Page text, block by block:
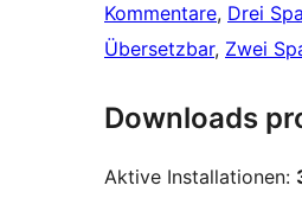
Kommentare, Drei
Übersetzbar, Zwei
Downloads
Aktive Installationen: